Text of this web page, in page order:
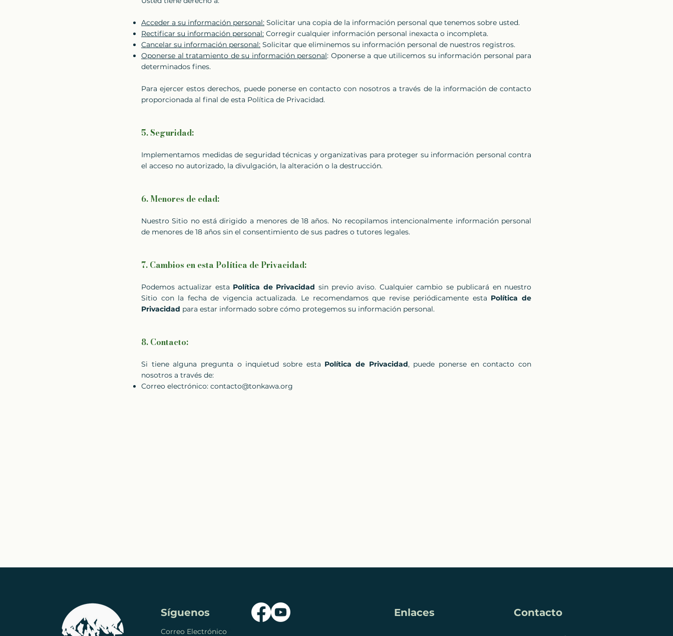
Acceder a su información personal: Solicitar una copia de la información personal que tenemos sobre usted.
Rectificar su información personal: Corregir cualquier información personal inexacta o incompleta.
Cancelar su información personal: Solicitar que eliminemos su información personal de nuestros registros.
Oponerse al tratamiento de su información personal: Oponerse a que utilicemos su información personal para
determinados fines.
Para ejercer estos derechos, puede ponerse en contacto con nosotros a través de la información de contacto
proporcionada al final de esta Política de Privacidad.
5. Seguridad:
Implementamos medidas de seguridad técnicas y organizativas para proteger su información personal contra
el acceso no autorizado, la divulgación, la alteración o la destrucción.
6. Menores de edad:
Nuestro Sitio no está dirigido a menores de 18 años. No recopilamos intencionalmente información personal
de menores de 18 años sin el consentimiento de sus padres o tutores legales.
7. Cambios en esta Política de Privacidad:
Podemos actualizar esta Política de Privacidad sin previo aviso. Cualquier cambio se publicará en nuestro
Sitio con la fecha de vigencia actualizada. Le recomendamos que revise periódicamente esta Política de
Privacidad para estar informado sobre cómo protegemos su información personal.
8. Contacto:
Si tiene alguna pregunta o inquietud sobre esta Política de Privacidad, puede ponerse en contacto con
nosotros a través de:
Correo electrónico: contacto@tonkawa.org
Síguenos
Correo Electrónico
Contacto
Enlaces